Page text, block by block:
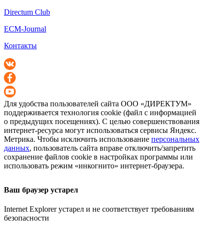
Directum Club
ECM-Journal
Контакты
Для удобства пользователей сайта ООО «ДИРЕКТУМ»
поддерживается технология cookie (файл с информацией
о предыдущих посещениях). С целью совершенствования
интернет-ресурса могут использоваться сервисы Яндекс.
Метрика. Чтобы исключить использование персональных
данных, пользователь сайта вправе отключить/запретить
сохранение файлов cookie в настройках программы или
использовать режим «инкогнито» интернет-браузера.
Ваш браузер устарел
Internet Explorer устарел и не соответствует требованиям
безопасности